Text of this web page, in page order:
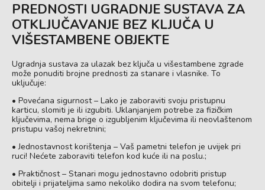
PREDNOSTI UGRADNJE SUSTAVA ZA
OTKLJUČAVANJE BEZ KLJUČA U
VIŠESTAMBENE OBJEKTE
Ugradnja sustava za ulazak bez ključa u višestambene zgrade
može ponuditi brojne prednosti za stanare i vlasnike. To
uključuje:
• Povećana sigurnost – Lako je zaboraviti svoju pristupnu
karticu, slomiti je ili izgubiti. Uklanjanjem potrebe za fizičkim
ključevima, nema brige o izgubljenim ključevima ili neovlaštenom
pristupu vašoj nekretnini;
• Jednostavnost korištenja – Vaš pametni telefon je uvijek pri
ruci! Nećete zaboraviti telefon kod kuće ili na poslu.;
• Praktičnost – Stanari mogu jednostavno odobriti pristup
obitelji i prijateljima samo nekoliko dodira na svom telefonu;